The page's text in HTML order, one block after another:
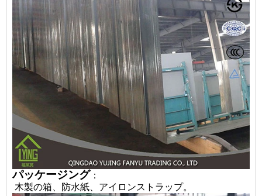
パッケージング ：
木製の箱、防水紙、アイロンストラップ。